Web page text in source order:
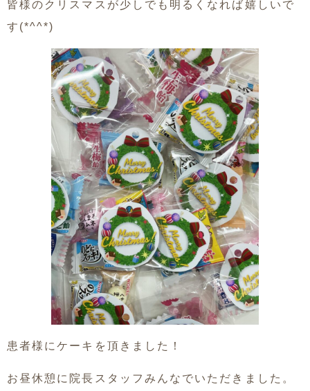
皆様のクリスマスが少しでも明るくなれば嬉しいで
す(*^^*)
患者様にケーキを頂きました！
お昼休憩に院長スタッフみんなでいただきました。